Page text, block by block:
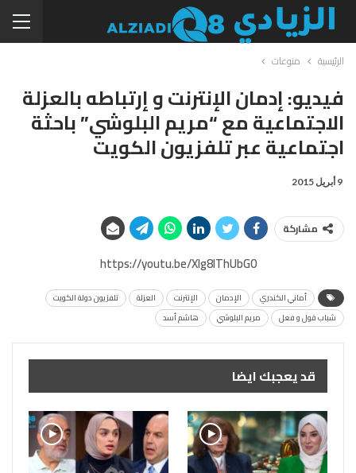
الرئيسية منوعات
فيديو: إدمان الإنترنت و إرتباطه بالعزلة
الاجتماعية مع “مريم البلوشي” باحثة
اجتماعية عبر تلفزيون الكويت
9 أبريل 2015
مشاركة
https://youtu.be/XIg8lThUbG0
أماني الكندري الإدمان الإنترنت العزلة
تلفزيون دولة الكويت
شباب قول و فعل
مريم البلوشي هاشم أسد
قد يعجبك ايضا